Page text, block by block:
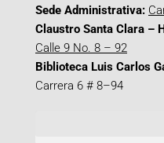
Sede Administrativa:
Claustro Santa Clara –
Calle 9 No. 8 – 92
Biblioteca Luis Carlos
Carrera 6 # 8–94